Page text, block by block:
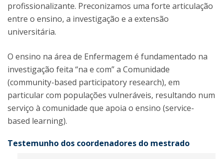
profissionalizante. Preconizamos uma forte articulação
entre o ensino, a investigação e a extensão
universitária.
O ensino na área de Enfermagem é fundamentado na
investigação feita “na e com” a Comunidade
(community-based participatory research), em
particular com populações vulneráveis, resultando num
serviço à comunidade que apoia o ensino (service-
based learning).
Testemunho dos coordenadores do mestrado